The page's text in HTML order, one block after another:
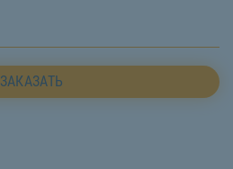
ЗАКАЗАТЬ